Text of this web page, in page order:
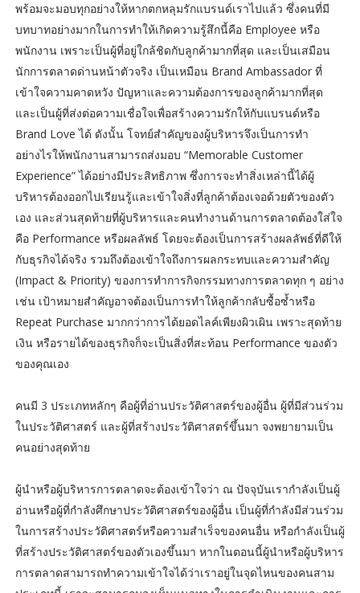
พร้อมจะมอบทุกอย่างให้หากตกหลุมรักแบรนด์เราไปแล้ว ซึ่งคนที่มี
บทบาทอย่างมากในการทำให้เกิดความรู้สึกนี้คือ Employee หรือ
พนักงาน เพราะเป็นผู้ที่อยู่ใกล้ชิดกับลูกค้ามากที่สุด และเป็นเสมือน
นักการตลาดด่านหน้าตัวจริง เป็นเหมือน Brand Ambassador ที่
เข้าใจความคาดหวัง ปัญหาและความต้องการของลูกค้ามากที่สุด
และเป็นผู้ที่ส่งต่อความเชื่อใจเพื่อสร้างความรักให้กับแบรนด์หรือ
Brand Love ได้ ดังนั้น โจทย์สำคัญของผู้บริหารจึงเป็นการทำ
อย่างไรให้พนักงานสามารถส่งมอบ “Memorable Customer
Experience” ได้อย่างมีประสิทธิภาพ ซึ่งการจะทำสิ่งเหล่านี้ได้ผู้
บริหารต้องออกไปเรียนรู้และเข้าใจสิ่งที่ลูกค้าต้องเจอด้วยตัวของตัว
เอง และส่วนสุดท้ายที่ผู้บริหารและคนทำงานด้านการตลาดต้องใส่ใจ
คือ Performance หรือผลลัพธ์ โดยจะต้องเป็นการสร้างผลลัพธ์ที่ดีให้
กับธุรกิจได้จริง รวมถึงต้องเข้าใจถึงการผลกระทบและความสำคัญ
(Impact & Priority) ของการทำการกิจกรรมทางการตลาดทุก ๆ อย่าง
เช่น เป้าหมายสำคัญอาจต้องเป็นการทำให้ลูกค้ากลับซื้อซ้ำหรือ
Repeat Purchase มากกว่าการได้ยอดไลค์เพียงผิวเผิน เพราะสุดท้าย
เงิน หรือรายได้ของธุรกิจก็จะเป็นสิ่งที่สะท้อน Performance ของตัว
ของคุณเอง
คนมี 3 ประเภทหลักๆ คือผู้ที่อ่านประวัติศาสตร์ของผู้อื่น ผู้ที่มีส่วนร่วม
ในประวัติศาสตร์ และผู้ที่สร้างประวัติศาสตร์ขึ้นมา จงพยายามเป็น
คนอย่างสุดท้าย
ผู้นำหรือผู้บริหารการตลาดจะต้องเข้าใจว่า ณ ปัจจุบันเรากำลังเป็นผู้
อ่านหรือผู้ที่กำลังศึกษาประวัติศาสตร์ของผู้อื่น เป็นผู้ที่กำลังมีส่วนร่วม
ในการสร้างประวัติศาสตร์หรือความสำเร็จของคนอื่น หรือกำลังเป็นผู้
ที่สร้างประวัติศาสตร์ของตัวเองขึ้นมา หากในตอนนี้ผู้นำหรือผู้บริหาร
การตลาดสามารถทำความเข้าใจได้ว่าเราอยู่ในจุดไหนของคนสาม